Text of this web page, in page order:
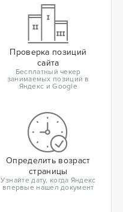
Проверка позиций
сайта
Бесплатный чекер
занимаемых позиций в
Яндекс и Google
Определить возраст
страницы
Узнайте дату, когда Яндекс
впервые нашел документ